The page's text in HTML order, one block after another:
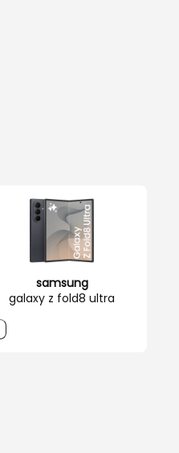
samsung
galaxy z fold8 ultra